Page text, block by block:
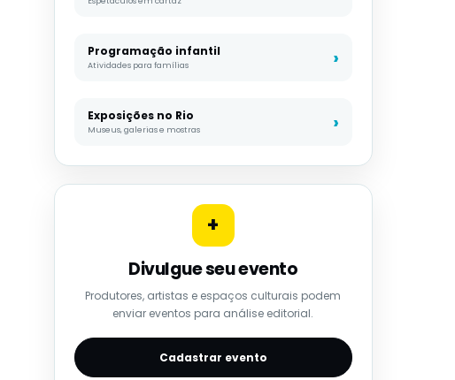
Programação infantil
Atividades para famílias
Exposições no Rio
Museus, galerias e mostras
+
Divulgue seu evento
Produtores, artistas e espaços culturais podem
enviar eventos para análise editorial.
Cadastrar evento